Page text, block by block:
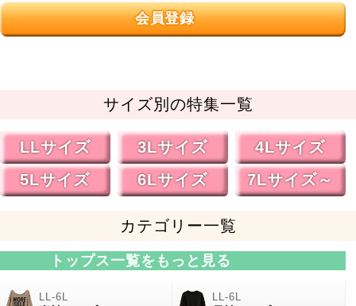
会員登録
サイズ別の特集一覧
LLサイズ 3Lサイズ
4Lサイズ
5Lサイズ
6Lサイズ 7Lサイズ～
カテゴリー一覧
トップス一覧をもっと見る